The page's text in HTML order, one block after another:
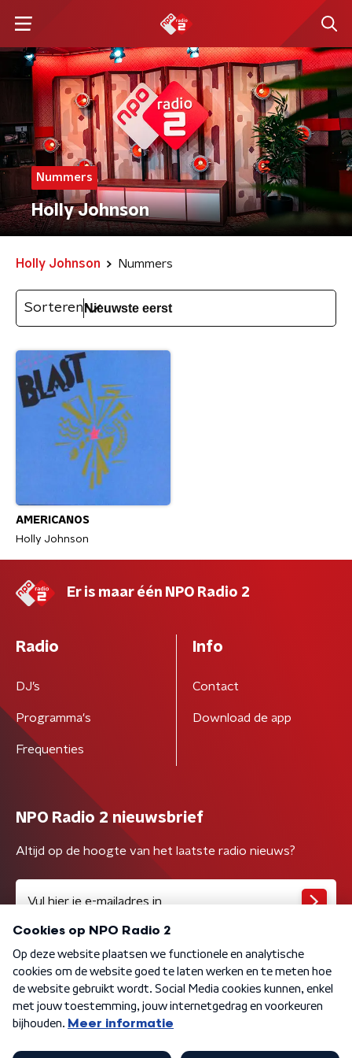
Nummers
Holly Johnson
Holly Johnson Nummers
Sorteren
AMERICANOS
Holly Johnson
Er is maar één NPO Radio 2
Radio
DJ’s
Programma's
Frequenties
Info
Contact
Download de app
NPO Radio 2 nieuwsbrief
Altijd op de hoogte van het laatste radio nieuws?
Algemene voorwaarden